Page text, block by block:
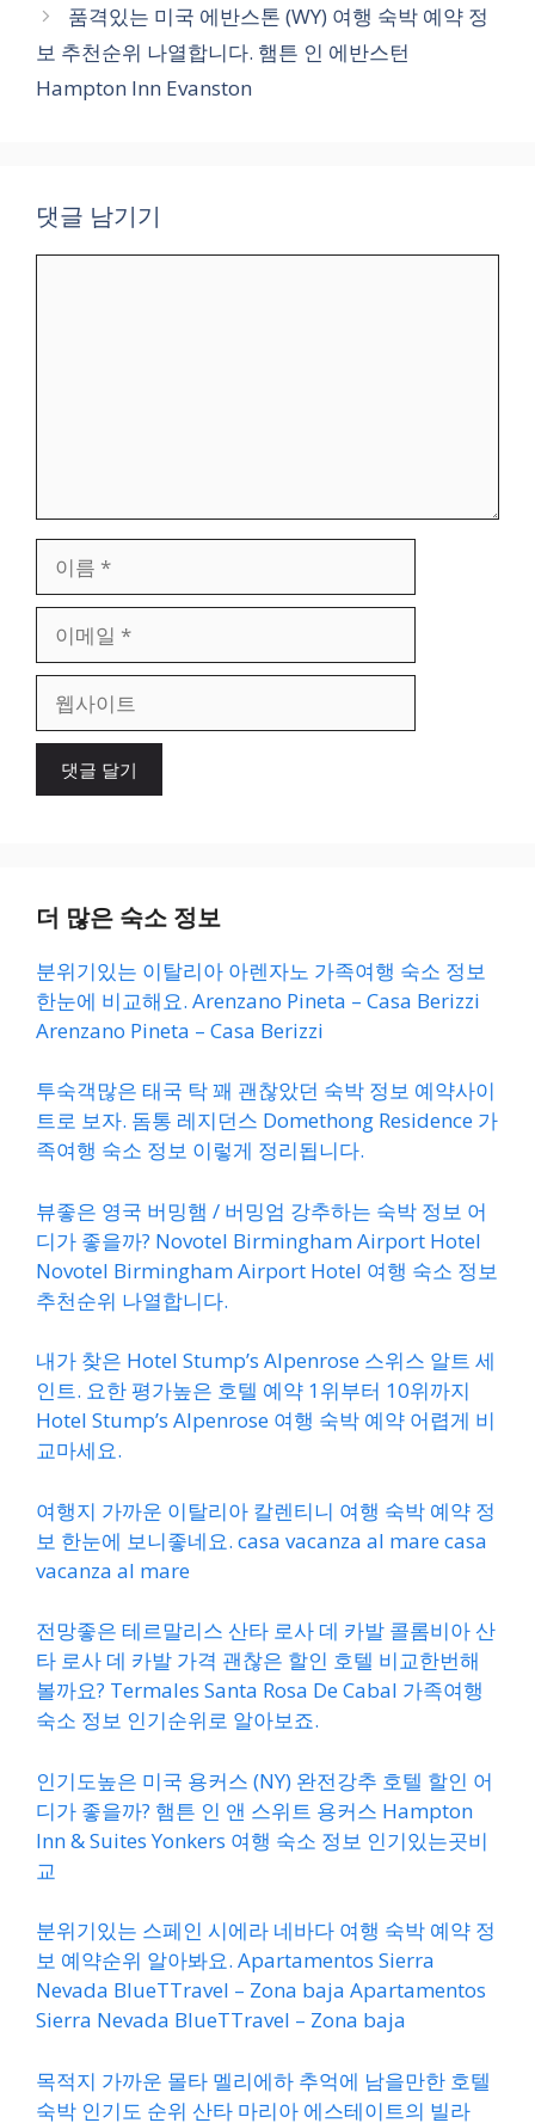
품격있는 미국 에반스톤 (WY) 여행 숙박 예약 정
보 추천순위 나열합니다. 햄튼 인 에반스턴
Hampton Inn Evanston
댓글 남기기
일
이
더 많은 숙소 정보
분위기있는 이탈리아 아렌자노 가족여행 숙소 정보
한눈에 비교해요. Arenzano Pineta – Casa Berizzi
Arenzano Pineta – Casa Berizzi
투숙객많은 태국 탁 꽤 괜찮았던 숙박 정보 예약사이
트로 보자. 돔통 레지던스 Domethong Residence 가
족여행 숙소 정보 이렇게 정리됩니다.
뷰좋은 영국 버밍햄 / 버밍엄 강추하는 숙박 정보 어
디가 좋을까? Novotel Birmingham Airport Hotel
Novotel Birmingham Airport Hotel 여행 숙소 정보
추천순위 나열합니다.
내가 찾은 Hotel Stump’s Alpenrose 스위스 알트 세
인트. 요한 평가높은 호텔 예약 1위부터 10위까지
Hotel Stump’s Alpenrose 여행 숙박 예약 어렵게 비
교마세요.
여행지 가까운 이탈리아 칼렌티니 여행 숙박 예약 정
보 한눈에 보니좋네요. casa vacanza al mare casa
vacanza al mare
전망좋은 테르말리스 산타 로사 데 카발 콜롬비아 산
타 로사 데 카발 가격 괜찮은 할인 호텔 비교한번해
볼까요? Termales Santa Rosa De Cabal 가족여행
숙소 정보 인기순위로 알아보죠.
인기도높은 미국 용커스 (NY) 완전강추 호텔 할인 어
디가 좋을까? 햄튼 인 앤 스위트 용커스 Hampton
Inn & Suites Yonkers 여행 숙소 정보 인기있는곳비
교
분위기있는 스페인 시에라 네바다 여행 숙박 예약 정
보 예약순위 알아봐요. Apartamentos Sierra
Nevada BlueTTravel – Zona baja Apartamentos
Sierra Nevada BlueTTravel – Zona baja
목적지 가까운 몰타 멜리에하 추억에 남을만한 호텔
숙박 인기도 순위 산타 마리아 에스테이트의 빌라